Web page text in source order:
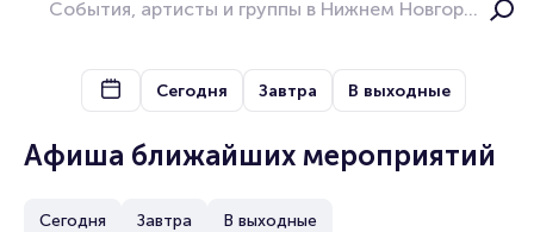
Сегодня Завтра В выходные
Афиша ближайших мероприятий
Сегодня Завтра В выходные